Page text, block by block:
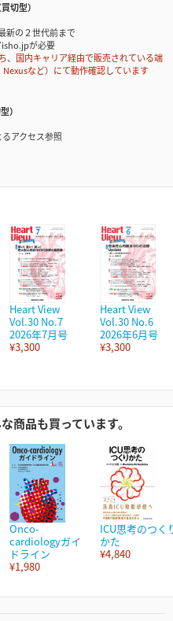
切型）
新の２世代前まで
が必要
国内キャリア経由で販売されている端
Nexusなど）にて動作確認しています
）
アクセス参照
Heart View
Vol.30 No.7
2026年7月号
¥3,300
Heart View
Vol.30 No.6
2026年6月号
¥3,300
商品も買っています。
Onco-
cardiologyガイ
ドライン
¥1,980
ICU思考のつく
かた
¥4,840